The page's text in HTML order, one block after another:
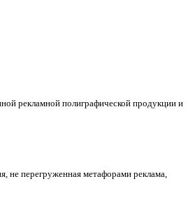
рекламной полиграфической продукции и
не перегруженная метафорами реклама,